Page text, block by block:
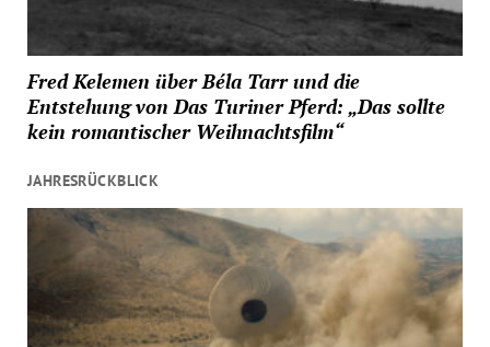
Fred Kelemen über Béla Tarr und die
Entstehung von Das Turiner Pferd: „Das sollte
kein romantischer Weihnachtsfilm“
JAHRESRÜCKBLICK